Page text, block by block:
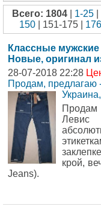
Всего: 1804| 1-25|
150 | 151-175 |
Классные
Новые, оригинал
28-07-2018 22:28
Продам, предлагаю
Левис
крой,
Jeans).